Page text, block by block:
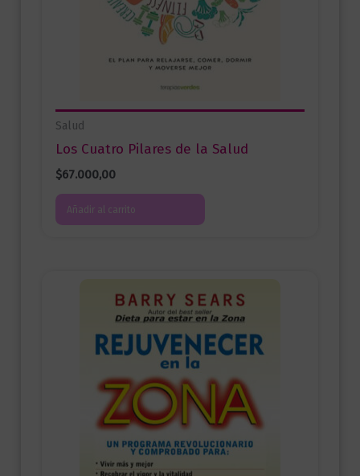
Salud
Los Cuatro Pilares de la Salud
$67.000,00
Añadir al carrito